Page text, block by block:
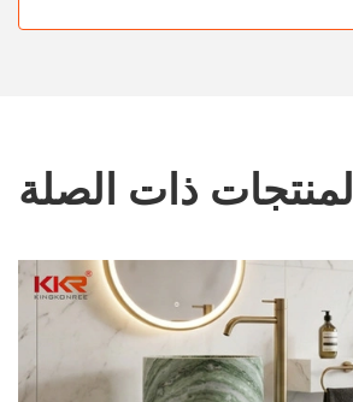
المنتجات ذات الصلة